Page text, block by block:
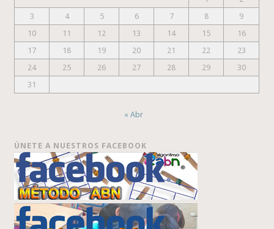
3
4 5 6 7 8
9
10
11 12 13 14 15
16
17
18 19 20 21 22
23
24
25 26 27 28 29
30
31
« Abr
ÚNETE A NUESTROS FACEBOOK